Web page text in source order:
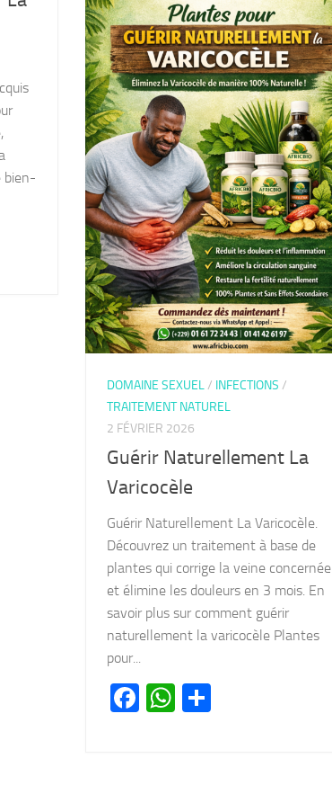
bien-
DOMAINE SEXUEL/ INFECTIONS /
TRAITEMENT NATUREL
2 FÉVRIER 2026
Guérir Naturellement La
Varicocèle
Guérir Naturellement La Varicocèle.
Découvrez un traitement à base de
plantes qui corrige la veine concernée
et élimine les douleurs en 3 mois. En
savoir plus sur comment guérir
naturellement la varicocèle Plantes
pour...
Facebook
WhatsApp